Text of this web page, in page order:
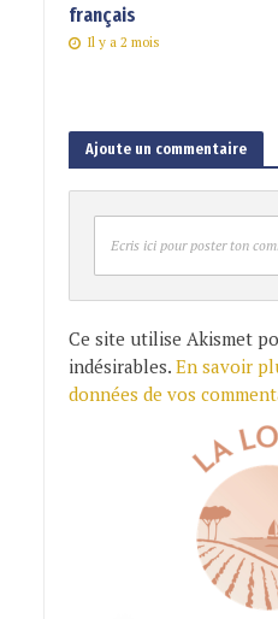
français
Il y a 2 mois
Ajoute un commentaire
Ecris ici pour poster ton
Ce site utilise Akismet
indésirables. En savoir
données de vos